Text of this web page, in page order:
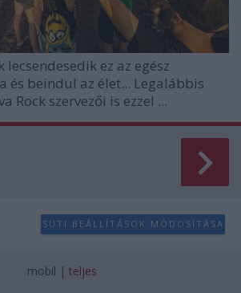
ez az egész
és beindul az élet... Legalábbis
Rock szervezői is ezzel ...
SÜTI BEÁLLÍTÁSOK MÓDOSÍTÁSA
mobil | teljes